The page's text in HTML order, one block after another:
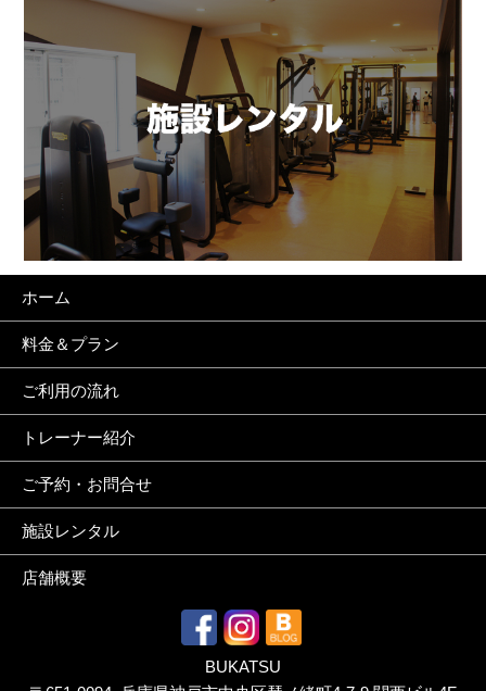
ホーム
料金＆プラン
ご利用の流れ
トレーナー紹介
ご予約・お問合せ
施設レンタル
店舗概要
BUKATSU